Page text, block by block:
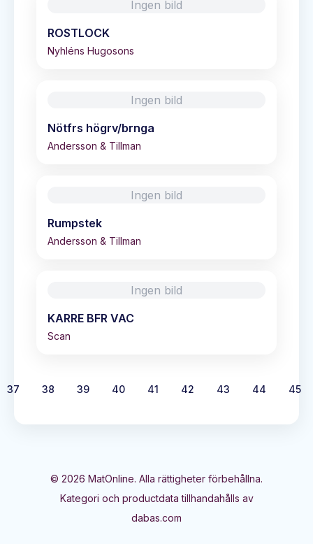
Ingen bild
ROSTLOCK
Nyhléns Hugosons
Ingen bild
Nötfrs högrv/brnga
Andersson & Tillman
Ingen bild
Rumpstek
Andersson & Tillman
Ingen bild
KARRE BFR VAC
Scan
37 38 39 40 41 42 43 44 45
© 2026 MatOnline. Alla rättigheter förbehållna.
Kategori och productdata tillhandahålls av
dabas.com